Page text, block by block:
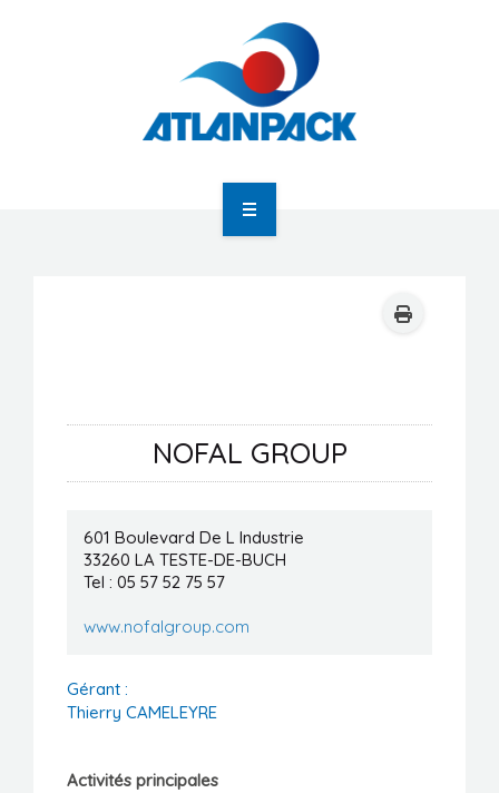
Formations
Stages/Emplois
NOFAL GROUP
601 Boulevard De L Industrie
33260 LA TESTE-DE-BUCH
Tel : 05 57 52 75 57
www.nofalgroup.com
Gérant :
Thierry CAMELEYRE
Activités principales